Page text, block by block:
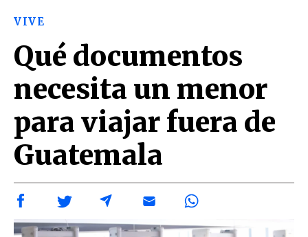
VIVE
Qué documentos
necesita un menor
para viajar fuera de
Guatemala